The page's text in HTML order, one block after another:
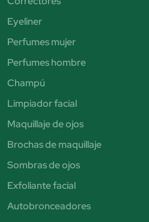
Eyeliner
Perfumes mujer
Perfumes hombre
Champú
Limpiador facial
Maquillaje de ojos
Brochas de maquillaje
Sombras de ojos
Exfoliante facial
Autobronceadores